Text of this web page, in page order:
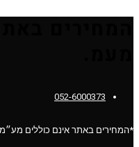
052-6000373
*המחירים באתר אינם כוללים מע״מ*